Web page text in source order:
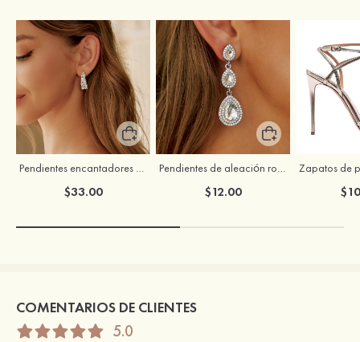
$33.00 $12.00
COMENTARIOS DE CLIENTES
5.0